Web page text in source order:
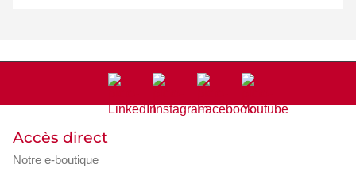
Accès direct
Notre e-boutique